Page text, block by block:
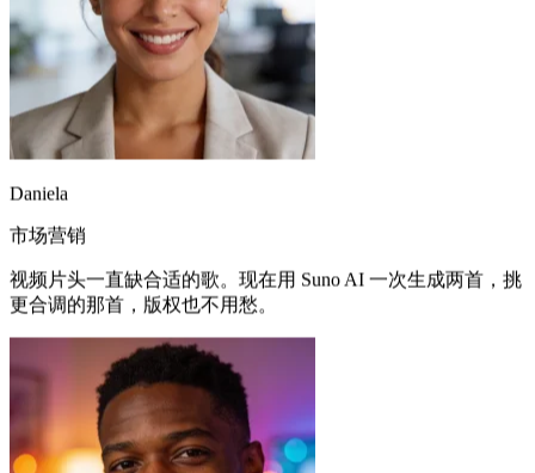
Daniela
市场营销
视频片头一直缺合适的歌。现在用 Suno AI 一次生成两首，挑
更合调的那首，版权也不用愁。